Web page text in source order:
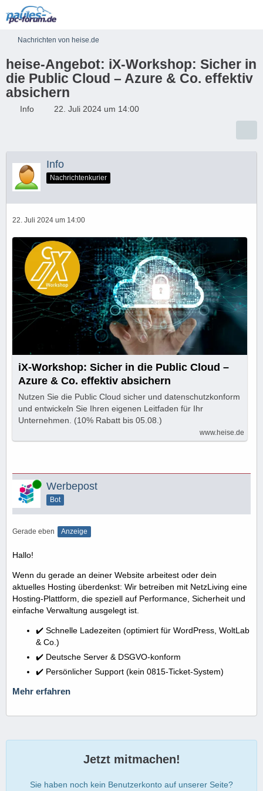
Nachrichten von heise.de
heise-Angebot: iX-Workshop: Sicher in
die Public Cloud – Azure & Co. effektiv
absichern
Info 22. Juli 2024 um 14:00
Info
Nachrichtenkurier
22. Juli 2024 um 14:00
iX-Workshop: Sicher in die Public Cloud –
Azure & Co. effektiv absichern
Nutzen Sie die Public Cloud sicher und datenschutzkonform
und entwickeln Sie Ihren eigenen Leitfaden für Ihr
Unternehmen. (10% Rabatt bis 05.08.)
www.heise.de
Online Werbepost
Bot
Gerade eben Anzeige
Hallo!
Wenn du gerade an deiner Website arbeitest oder dein
aktuelles Hosting überdenkst: Wir betreiben mit NetzLiving eine
Hosting-Plattform, die speziell auf Performance, Sicherheit und
einfache Verwaltung ausgelegt ist.
✔️ Schnelle Ladezeiten (optimiert für WordPress, WoltLab
& Co.)
✔️ Deutsche Server & DSGVO-konform
✔️ Persönlicher Support (kein 0815-Ticket-System)
Mehr erfahren
Jetzt mitmachen!
Sie haben noch kein Benutzerkonto auf unserer Seite?